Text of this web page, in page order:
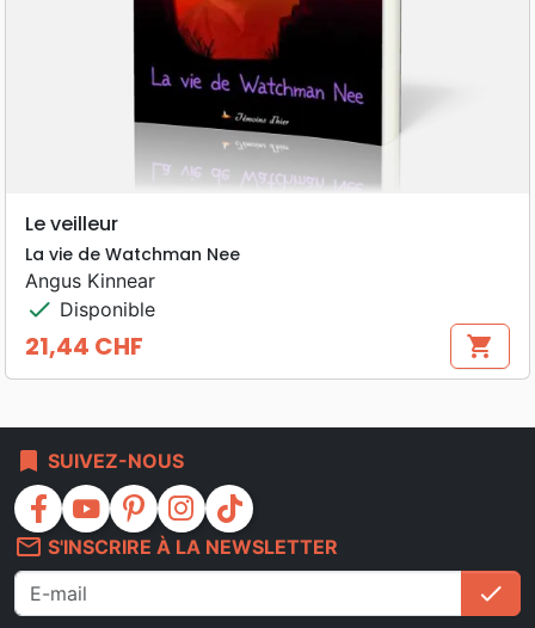
Le veilleur
La vie de Watchman Nee
Angus Kinnear
check Disponible
Prix
21,44 CHF shopping_cart
bookmark SUIVEZ-NOUS
facebook youtube pinterest instagram
tiktok
mail_outline S'INSCRIRE À LA NEWSLETTER
check